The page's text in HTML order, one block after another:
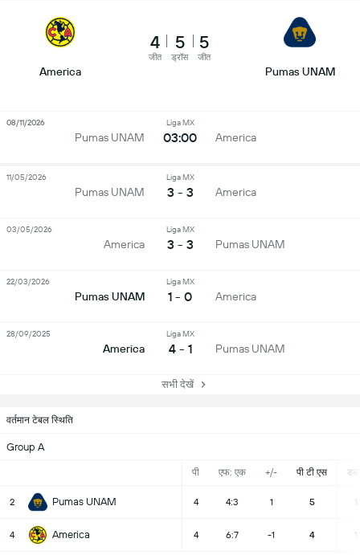
वर्तमान टेबल स्थिति
Group A
पी एफ: एक +/- पी टी एस
2 Pumas UNAM 4 4:3 1 5 1
4 America 4 6:7 -1 4 1
America
4
जीत
5
ड्रॉस
5
जीत
Pumas UNAM
Pumas UNAM
Liga MX
03:00 America
08/11/2026
Pumas UNAM
Liga MX
3 - 3 America
11/05/2026
America
Liga MX
3 - 3 Pumas UNAM
03/05/2026
Pumas UNAM
Liga MX
1 - 0 America
22/03/2026
America
Liga MX
4 - 1 Pumas UNAM
28/09/2025
सभी देखें